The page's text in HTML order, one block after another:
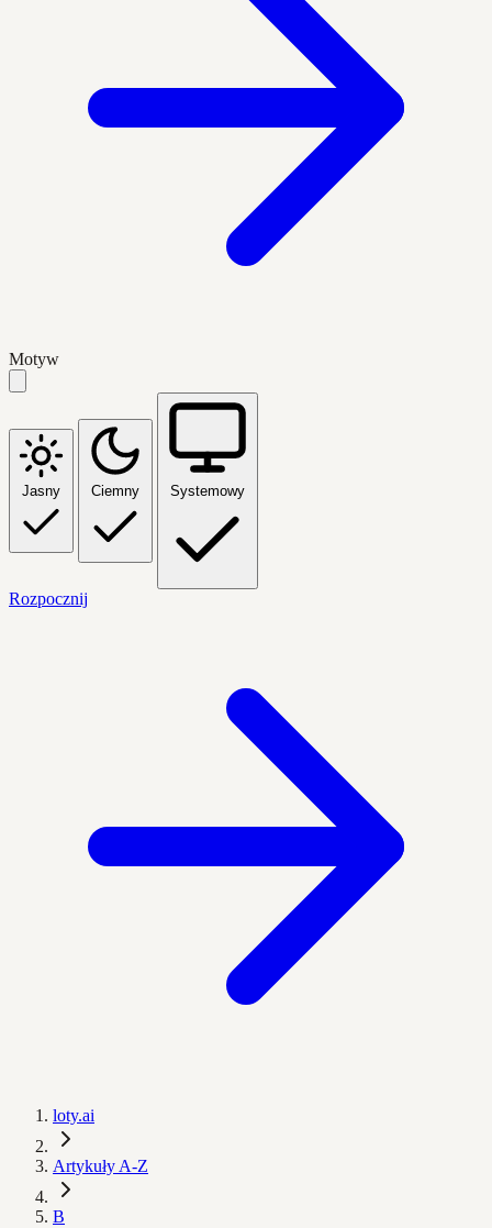
Motyw
Jasny Ciemny Systemowy
Rozpocznij
loty.ai
Artykuły A-Z
B